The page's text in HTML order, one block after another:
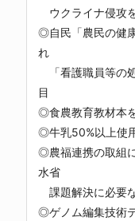
ウクライナ侵攻
◎自民「農民の健
れ
「看護職員等の
目
◎食農教育教材本
◎牛乳50%以上使
◎農福連携の取組
水省
課題解決に必要
◎ゲノム編集技術